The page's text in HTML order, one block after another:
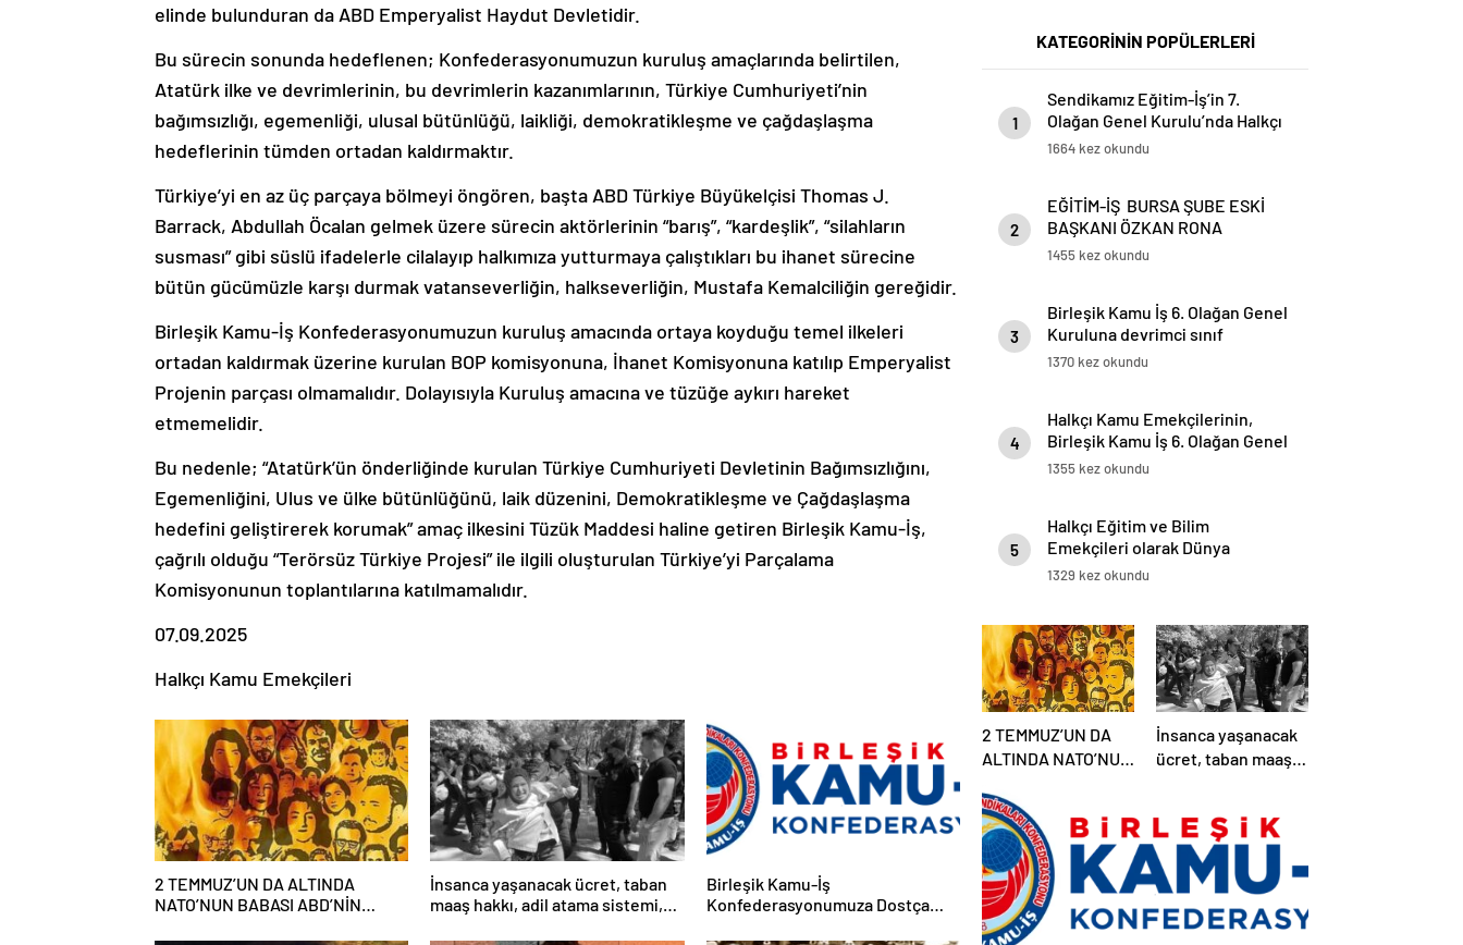
elinde bulunduran da ABD Emperyalist Haydut Devletidir.
Bu sürecin sonunda hedeflenen; Konfederasyonumuzun kuruluş amaçlarında belirtilen,
Atatürk ilke ve devrimlerinin, bu devrimlerin kazanımlarının, Türkiye Cumhuriyeti’nin
bağımsızlığı, egemenliği, ulusal bütünlüğü, laikliği, demokratikleşme ve çağdaşlaşma
hedeflerinin tümden ortadan kaldırmaktır.
Türkiye’yi en az üç parçaya bölmeyi öngören, başta ABD Türkiye Büyükelçisi Thomas J.
Barrack, Abdullah Öcalan gelmek üzere sürecin aktörlerinin “barış”, “kardeşlik”, “silahların
susması” gibi süslü ifadelerle cilalayıp halkımıza yutturmaya çalıştıkları bu ihanet sürecine
bütün gücümüzle karşı durmak vatanseverliğin, halkseverliğin, Mustafa Kemalciliğin gereğidir.
Birleşik Kamu-İş Konfederasyonumuzun kuruluş amacında ortaya koyduğu temel ilkeleri
ortadan kaldırmak üzerine kurulan BOP komisyonuna, İhanet Komisyonuna katılıp Emperyalist
Projenin parçası olmamalıdır. Dolayısıyla Kuruluş amacına ve tüzüğe aykırı hareket
etmemelidir.
Bu nedenle; “Atatürk’ün önderliğinde kurulan Türkiye Cumhuriyeti Devletinin Bağımsızlığını,
Egemenliğini, Ulus ve ülke bütünlüğünü, laik düzenini, Demokratikleşme ve Çağdaşlaşma
hedefini geliştirerek korumak” amaç ilkesini Tüzük Maddesi haline getiren Birleşik Kamu-İş,
çağrılı olduğu “Terörsüz Türkiye Projesi” ile ilgili oluşturulan Türkiye’yi Parçalama
Komisyonunun toplantılarına katılmamalıdır.
07.09.2025
Halkçı Kamu Emekçileri
2 TEMMUZ’UN DA ALTINDA
NATO’NUN BABASI ABD’NİN
İnsanca yaşanacak ücret, taban
maaş hakkı, adil atama sistemi,
Birleşik Kamu-İş
Konfederasyonumuza Dostça
KATEGORİNİN POPÜLERLERİ
1
Sendikamız Eğitim-İş’in 7.
Olağan Genel Kurulu’nda Halkçı
Eğitim ve Bilim Emekçileri
dalgalandırdık!
1664 kez okundu
2
EĞİTİM-İŞ BURSA ŞUBE ESKİ
BAŞKANI ÖZKAN RONA
GÖZALTINA ALINDI
1455 kez okundu
3
Birleşik Kamu İş 6. Olağan Genel
Kuruluna devrimci sınıf
sendikacılığı bayrağını
1370 kez okundu
4
Halkçı Kamu Emekçilerinin,
Birleşik Kamu İş 6. Olağan Genel
Kurul Bildirgesi
1355 kez okundu
5
Halkçı Eğitim ve Bilim
Emekçileri olarak Dünya
Sendikalar Federasyonu
Olağan Kongresine katıldık
1329 kez okundu
2 TEMMUZ’UN DA
ALTINDA NATO’NUN
İMZASI VARDIR!
İnsanca yaşanacak
ücret, taban maaş
bilimsel,
demokratik, parasız
bir eğitim sistemi
sağlanana dek
mücadelemizi